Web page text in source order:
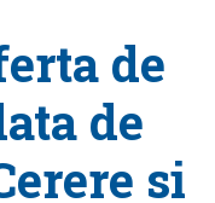
de
de
si